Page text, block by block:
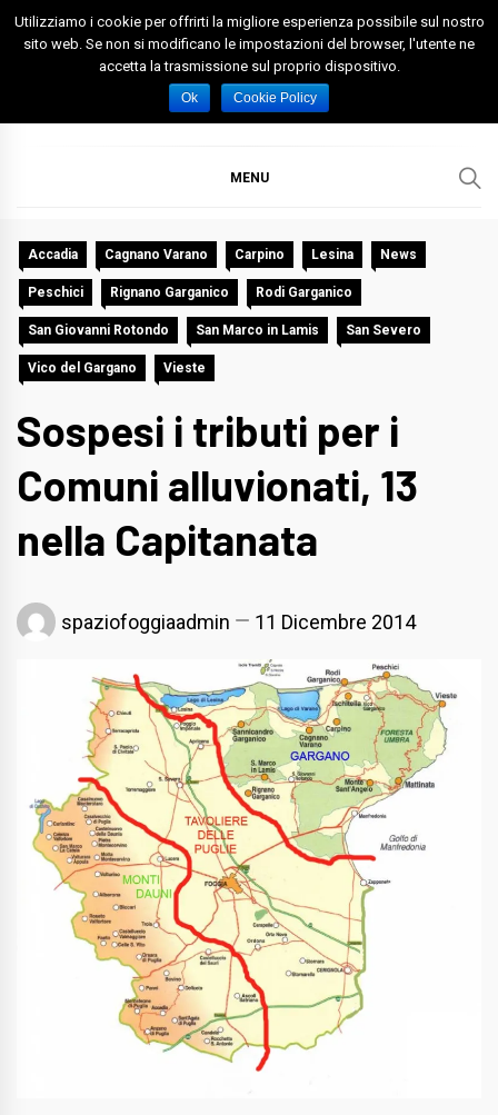
Skip
Spazio Foggia
Foggia News Calcio Eventi e Attività nella Capitanata
MENU
Accadia Cagnano Varano Carpino Lesina News
Peschici Rignano Garganico Rodi Garganico
San Giovanni Rotondo San Marco in Lamis San Severo
Vico del Gargano Vieste
Sospesi i tributi per i
Comuni alluvionati, 13
nella Capitanata
spaziofoggiaadmin 11 Dicembre 2014
Utilizziamo i cookie per offrirti la migliore esperienza possibile sul nostro
sito web. Se non si modificano le impostazioni del browser, l'utente ne
accetta la trasmissione sul proprio dispositivo.
Ok Cookie Policy